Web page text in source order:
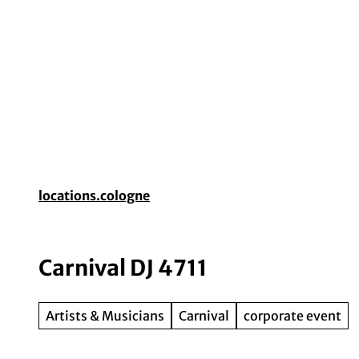
locations.cologne
Carnival DJ 4711
Artists & Musicians Carnival corporate event